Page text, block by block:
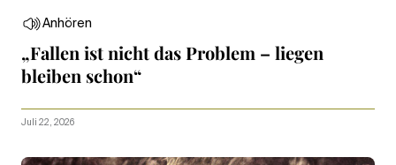
Anhören
„Fallen ist nicht das Problem – liegen
bleiben schon“
Juli 22, 2026